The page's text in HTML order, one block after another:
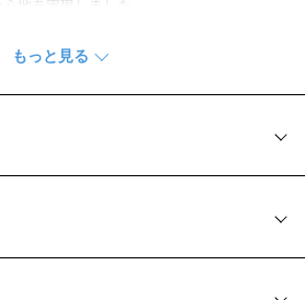
地を実現しました。
あり、画像と異なる場合がございます。
から一定期間経過した商品などです。キ
はございません。